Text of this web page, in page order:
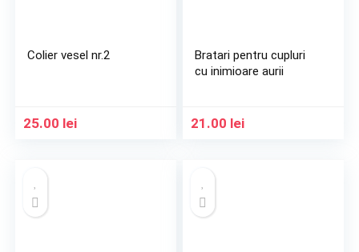
Colier vesel nr.2
25.00 lei
Bratari pentru cupluri
cu inimioare aurii
21.00 lei